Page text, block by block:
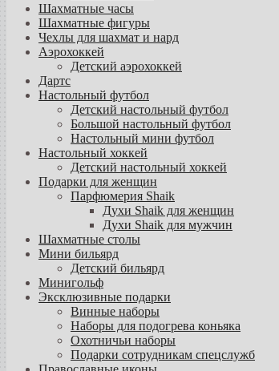
Шахматные часы
Шахматные фигуры
Чехлы для шахмат и нард
Аэрохоккей
Детский аэрохоккей
Дартс
Настольный футбол
Детский настольный футбол
Большой настольный футбол
Настольный мини футбол
Настольный хоккей
Детский настольный хоккей
Подарки для женщин
Парфюмерия Shaik
Духи Shaik для женщин
Духи Shaik для мужчин
Шахматные столы
Мини бильярд
Детский бильярд
Минигольф
Эксклюзивные подарки
Винные наборы
Наборы для подогрева коньяка
Охотничьи наборы
Подарки сотрудникам спецслужб